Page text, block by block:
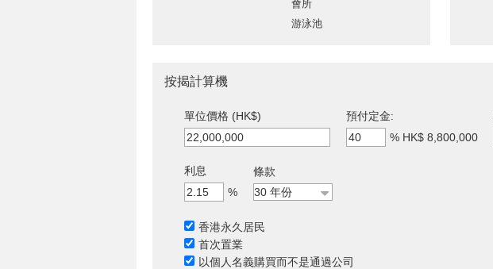
會所
游泳池
按揭計算機
單位價格 (HK$)
預付定金:
% HK$ 8,800,000
利息
%
條款
香港永久居民
首次置業
以個人名義購買而不是通過公司